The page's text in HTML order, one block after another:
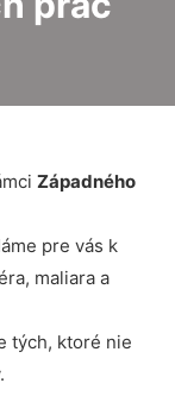
Západného
pre vás k
maliara a
tých, ktoré nie